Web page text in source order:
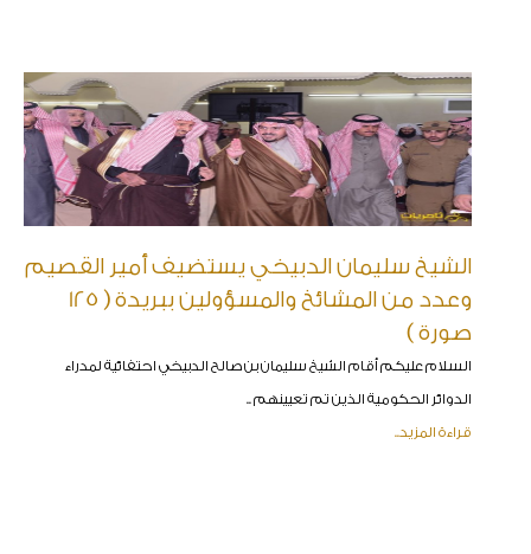
الشيخ سليمان الدبيخي يستضيف أمير القصيم
وعدد من المشائخ والمسؤولين ببريدة ( 125
صورة )
السلام عليكم أقام الشيخ سليمان بن صالح الدبيخي احتفائية لمدراء
الدوائر الحكومية الذين تم تعيينهم ..
قراءة المزيد..